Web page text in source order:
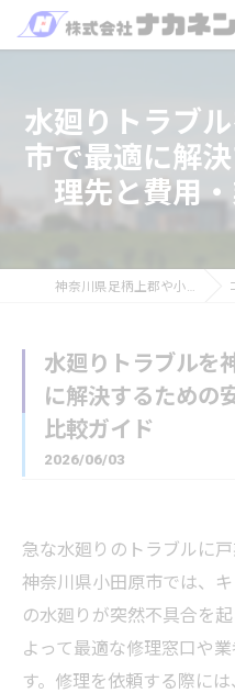
水廻りトラブ
市で最適に解
理先と費用
神奈川県足柄上郡や小田原を中心のリフォームなら株式会社ナカネン
水廻りトラブルを
に解決するための
比較ガイド
2026/06/03
急な水廻りのトラブルに
神奈川県小田原市では、
の水廻りが突然不具合を
よって最適な修理窓口や
す。修理を依頼する際に